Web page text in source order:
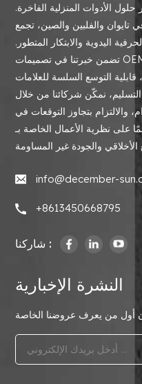
الأدوات المنزلية الفاخرة.
تايوان والفلبين والصين، تجمع
اليدوية والابتكار المتطور.
تضمن خبرتنا في تصميمات OEM/ODM، ومراقبة الجودة الصارمة،
قابلية التوسع السلسة للعلامات
التسليم، نمكّن شركائنا من خلال
والالتزام بتجاوز التوقعات في
على نظرية الأعمال الخاصة بـ
info@december-
+8613450668795
شاركنا :
النشرة الإخبارية